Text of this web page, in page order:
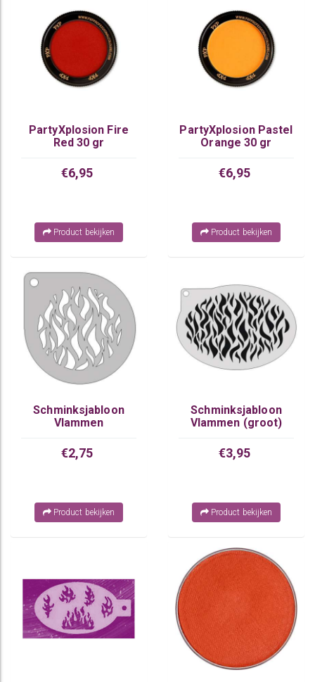
PartyXplosion Fire
Red 30 gr
€6,95
Product bekijken
PartyXplosion Pastel
Orange 30 gr
€6,95
Product bekijken
Schminksjabloon
Vlammen
€2,75
Product bekijken
Schminksjabloon
Vlammen (groot)
€3,95
Product bekijken